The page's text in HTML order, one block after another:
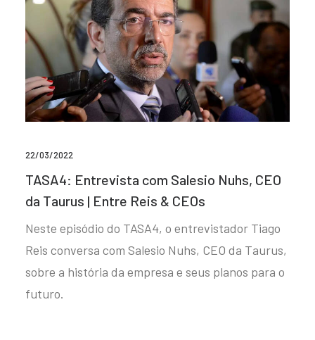
22/03/2022
TASA4: Entrevista com Salesio Nuhs, CEO
da Taurus | Entre Reis & CEOs
Neste episódio do TASA4, o entrevistador Tiago
Reis conversa com Salesio Nuhs, CEO da Taurus,
sobre a história da empresa e seus planos para o
futuro.